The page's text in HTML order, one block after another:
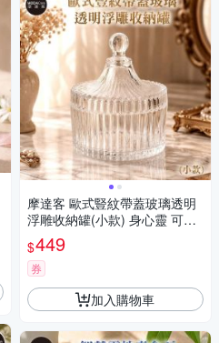
摩達客 歐式豎紋帶蓋玻璃透明
浮雕收納罐(小款) 身心靈 可放
水晶淨化能量 多用途首飾品薰
香蠟燭精緻收納容器 風格擺件
$449
券
加入購物車